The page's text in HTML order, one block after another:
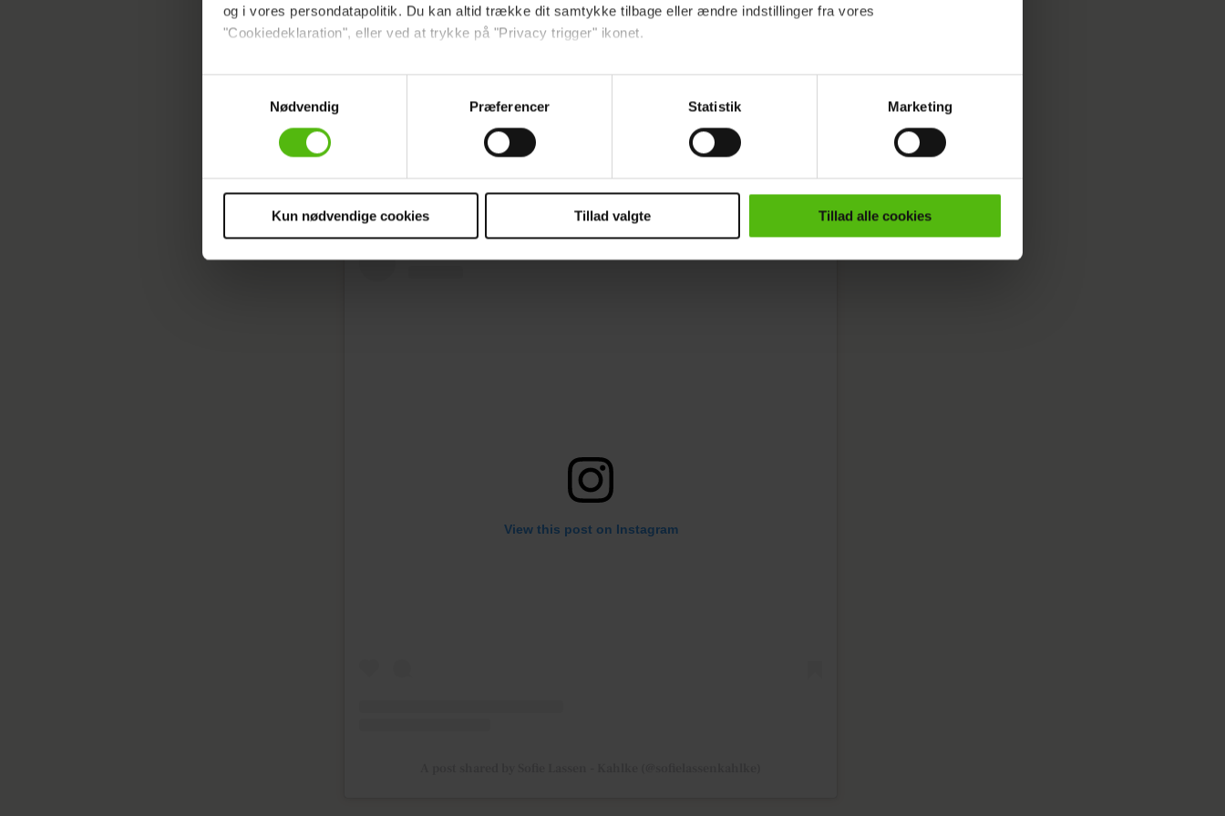
og i vores persondatapolitik. Du kan altid trække dit samtykke tilbage eller ændre indstillinger fra vores
"Cookiedeklaration", eller ved at trykke på "Privacy trigger" ikonet.
Dine valg anvendes på hele websitet.
Vi ønsker dit samtykke til at indsamle og bruge data for at kunne levere og finansiere relevant journalistisk indhold til dig.
Vi anvender egne cookies og cookies fra tredjeparter til at at optimere dit besøg på vores hjemmeside. Vi indsamler data
sociale medier.
Nødvendig
Præferencer Statistik Marketing
Kun nødvendige cookies Tillad valgte Tillad alle cookies
View this post on Instagram